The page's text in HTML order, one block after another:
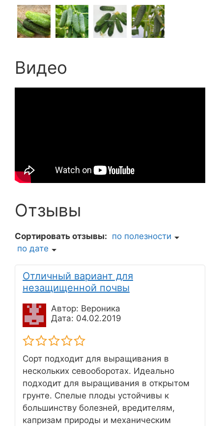
Видео
Отзывы
Сортировать отзывы: по полезности
по дате
Отличный вариант для
незащищенной почвы
Автор: Вероника
Дата: 04.02.2019
Сорт подходит для выращивания в
нескольких севооборотах. Идеально
подходит для выращивания в открытом
грунте. Спелые плоды устойчивы к
большинству болезней, вредителям,
капризам природы и механическим